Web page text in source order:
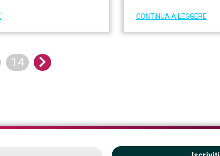
CONTINUA A LEGGERE
14 Next